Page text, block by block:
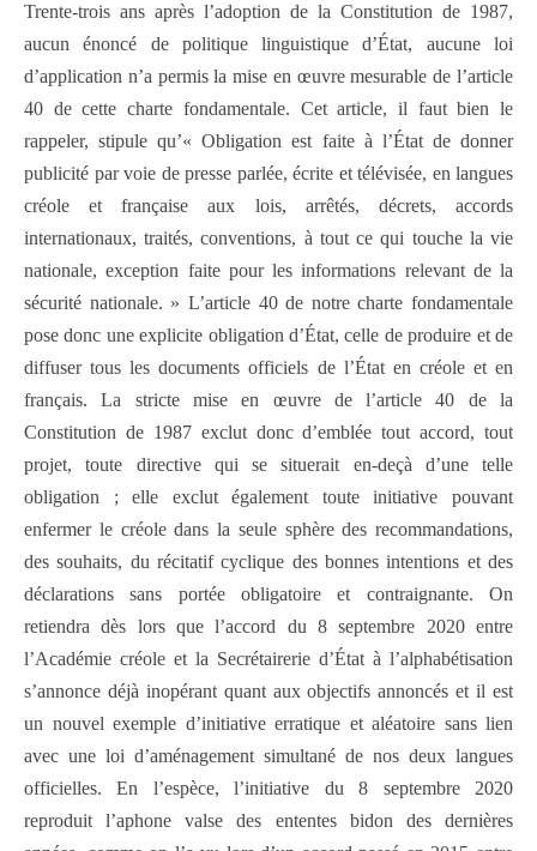
Trente-trois ans après l’adoption de la Constitution de 1987,
aucun énoncé de politique linguistique d’État, aucune loi
d’application n’a permis la mise en œuvre mesurable de l’article
40 de cette charte fondamentale. Cet article, il faut bien le
rappeler, stipule qu’« Obligation est faite à l’État de donner
publicité par voie de presse parlée, écrite et télévisée, en langues
créole et française aux lois, arrêtés, décrets, accords
internationaux, traités, conventions, à tout ce qui touche la vie
nationale, exception faite pour les informations relevant de la
sécurité nationale. » L’article 40 de notre charte fondamentale
pose donc une explicite obligation d’État, celle de produire et de
diffuser tous les documents officiels de l’État en créole et en
français. La stricte mise en œuvre de l’article 40 de la
Constitution de 1987 exclut donc d’emblée tout accord, tout
projet, toute directive qui se situerait en-deçà d’une telle
obligation ; elle exclut également toute initiative pouvant
enfermer le créole dans la seule sphère des recommandations,
des souhaits, du récitatif cyclique des bonnes intentions et des
déclarations sans portée obligatoire et contraignante. On
retiendra dès lors que l’accord du 8 septembre 2020 entre
l’Académie créole et la Secrétairerie d’État à l’alphabétisation
s’annonce déjà inopérant quant aux objectifs annoncés et il est
un nouvel exemple d’initiative erratique et aléatoire sans lien
avec une loi d’aménagement simultané de nos deux langues
officielles. En l’espèce, l’initiative du 8 septembre 2020
reproduit l’aphone valse des ententes bidon des dernières